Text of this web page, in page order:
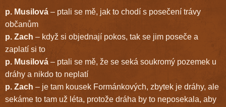
p. Musilová – ptali se mě, jak to chodí s posečení trávy
občanům
p. Zach – když si objednají pokos, tak se jim poseče a
zaplatí si to
p. Musilová – ptali se mě, že se seká soukromý pozemek u
dráhy a nikdo to neplatí
p. Zach – je tam kousek Formánkových, zbytek je dráhy, ale
sekáme to tam už léta, protože dráha by to neposekala, aby